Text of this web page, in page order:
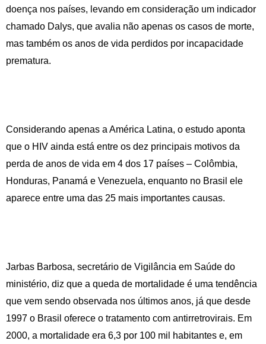
doença nos países, levando em consideração um indicador
chamado Dalys, que avalia não apenas os casos de morte,
mas também os anos de vida perdidos por incapacidade
prematura.
Considerando apenas a América Latina, o estudo aponta
que o HIV ainda está entre os dez principais motivos da
perda de anos de vida em 4 dos 17 países – Colômbia,
Honduras, Panamá e Venezuela, enquanto no Brasil ele
aparece entre uma das 25 mais importantes causas.
Jarbas Barbosa, secretário de Vigilância em Saúde do
ministério, diz que a queda de mortalidade é uma tendência
que vem sendo observada nos últimos anos, já que desde
1997 o Brasil oferece o tratamento com antirretrovirais. Em
2000, a mortalidade era 6,3 por 100 mil habitantes e, em